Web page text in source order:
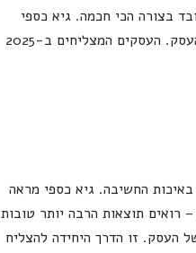
בצורה הכי חכמה. גיא כספי
מזכיר לבעלי עסקים שהמטרה היא לבנות עסק שעובד בשבילם, לא להפוך לעבדים של העסק. העסקים המצליחים ב-2025
החשיבה. גיא כספי מראה
רואים תוצאות הרבה יותר טובות
העסק. זו הדרך היחידה להצליח